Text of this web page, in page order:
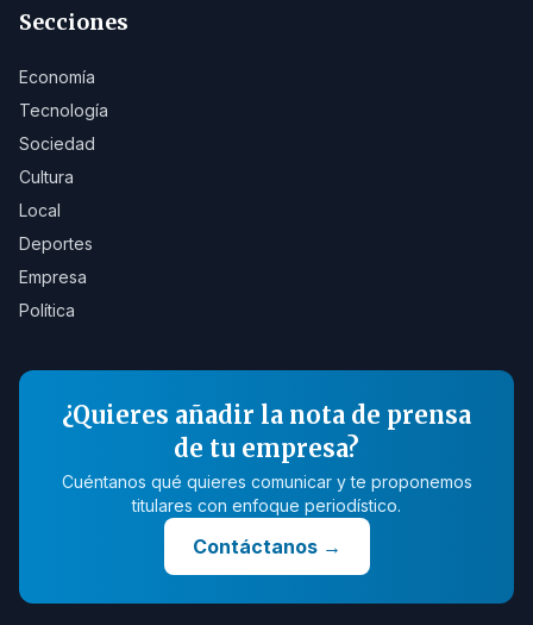
Secciones
Economía
Tecnología
Sociedad
Cultura
Local
Deportes
Empresa
Política
¿Quieres añadir la nota de prensa
de tu empresa?
Cuéntanos qué quieres comunicar y te proponemos
titulares con enfoque periodístico.
Contáctanos→